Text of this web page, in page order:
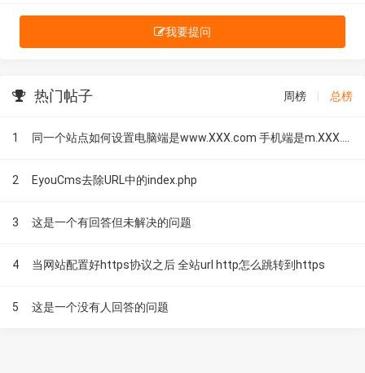
我要提问
热门帖子 周榜 总榜
1
2 EyouCms去除URL中的index.php
3 这是一个有回答但未解决的问题
4 当网站配置好https协议之后 全站url http怎么跳转到https
5 这是一个没有人回答的问题